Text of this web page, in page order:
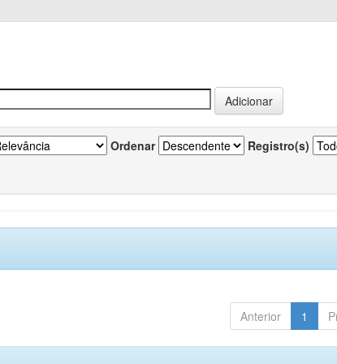
Ordenar Registro(s)
Anterior 1